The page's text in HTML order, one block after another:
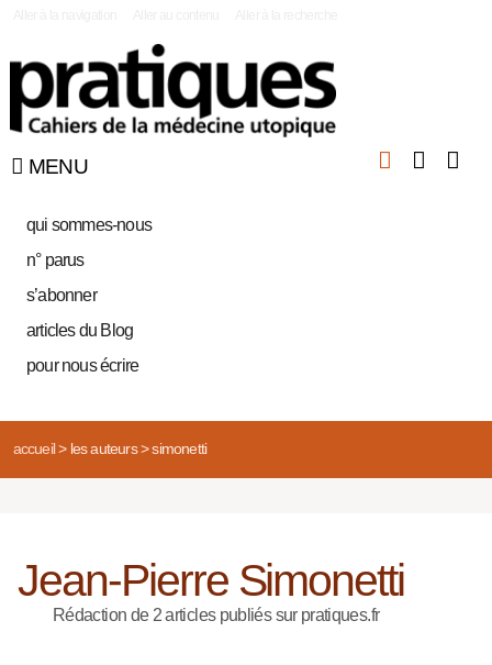
MENU
qui sommes-nous
n° parus
s’abonner
articles du Blog
pour nous écrire
accueil> les auteurs> simonetti
Jean-Pierre Simonetti
Rédaction de 2 articles publiés sur pratiques.fr